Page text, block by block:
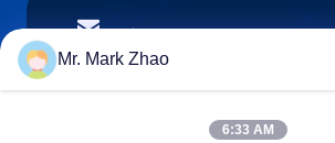
Email
Mr. Mark Zhao
6:33 AM